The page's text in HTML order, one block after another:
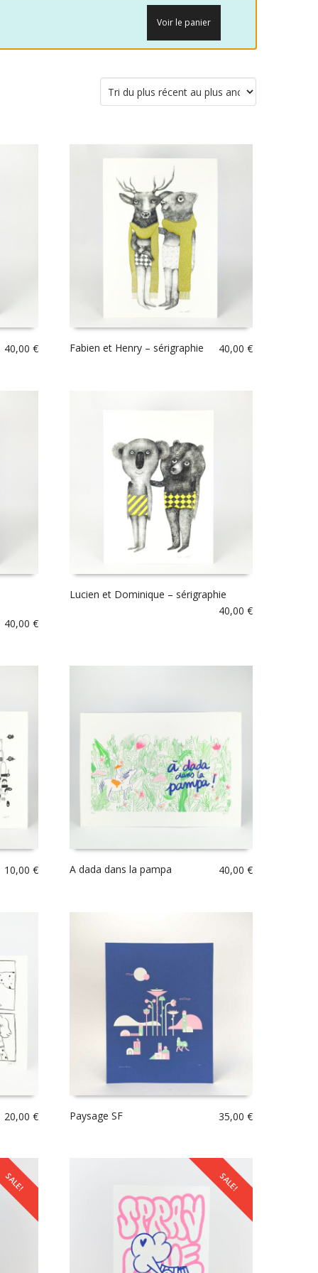
Voir le panier
40,00 € Fabien et Henry – sérigraphie 40,00€
40,00 €
Lucien et Dominique – sérigraphie
40,00€
10,00 € A dada dans la pampa 40,00€
20,00 € Paysage SF 35,00€
SALE! SALE!